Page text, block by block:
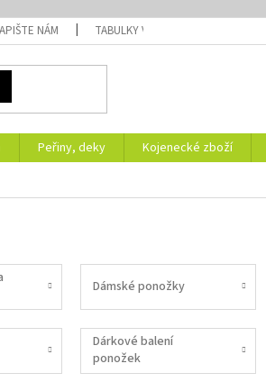
NÁM TABULKY VELIKOSTÍ
Peřiny, deky Kojenecké zboží
Dámské ponožky
Dárkové balení
ponožek